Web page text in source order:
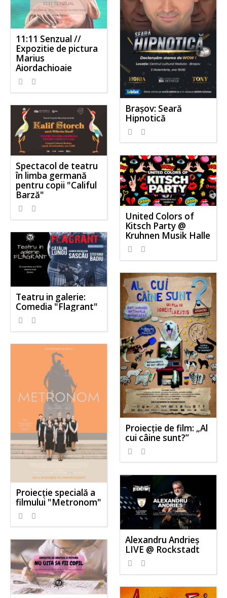
Brașov: Seară
Hipnotică
11:11 Senzual //
Expozitie de pictura
Marius
Aiordachioaie
Spectacol de teatru
în limba germană
pentru copii "Califul
Barză"
United Colors of
Kitsch Party @
Kruhnen Musik Halle
Teatru in galerie:
Comedia "Flagrant"
Proiecție de film: „Al
cui câine sunt?”
Proiecție specială a
filmului "Metronom"
Alexandru Andrieș
LIVE @ Rockstadt